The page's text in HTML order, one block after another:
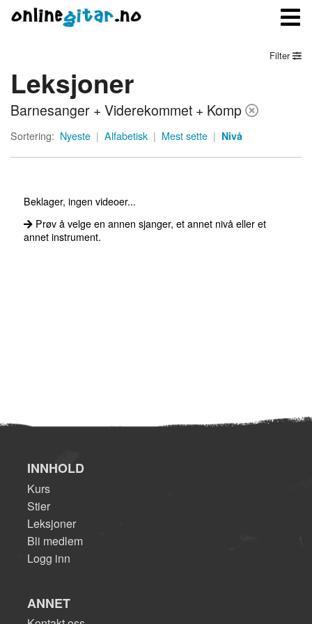
Meny
Logg inn
Filter
Leksjoner
Barnesanger + Viderekommet + Komp
Sortering: Nyeste | Alfabetisk | Mest sette | Nivå
Beklager, ingen videoer...
Prøv å velge en annen sjanger, et annet nivå eller et
annet instrument.
INNHOLD
Kurs
Stier
Leksjoner
Bli medlem
Logg inn
ANNET